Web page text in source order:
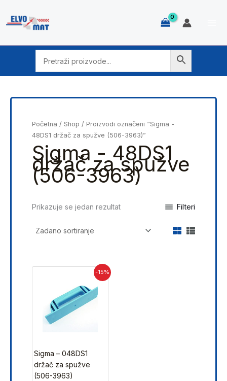
content
Početna / Shop / Proizvodi označeni “Sigma -
48DS1 držač za spužve (506-3963)”
Sigma - 48DS1
držač za spužve
(506-3963)
Prikazuje se jedan rezultat Filteri
-15%
Sigma – 048DS1
držač za spužve
(506-3963)
bila
je:
3,75 €.
Trenutna
cijena
je:
3,19 €.